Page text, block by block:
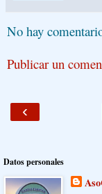
No hay
Publicar un
‹
Datos personales